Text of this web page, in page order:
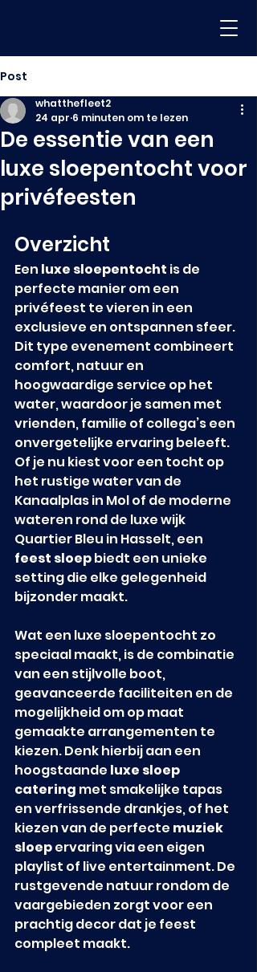
Post
De essentie van een
luxe sloepentocht voor
privéfeesten
whatthefleet2
24 apr 6 minuten om te lezen
Overzicht
Een luxe sloepentocht is de
perfecte manier om een
privéfeest te vieren in een
exclusieve en ontspannen sfeer.
Dit type evenement combineert
comfort, natuur en
hoogwaardige service op het
water, waardoor je samen met
vrienden, familie of collega’s een
onvergetelijke ervaring beleeft.
Of je nu kiest voor een tocht op
het rustige water van de
Kanaalplas in Mol of de moderne
wateren rond de luxe wijk
Quartier Bleu in Hasselt, een
feest sloep biedt een unieke
setting die elke gelegenheid
bijzonder maakt.
Wat een luxe sloepentocht zo
speciaal maakt, is de combinatie
van een stijlvolle boot,
geavanceerde faciliteiten en de
mogelijkheid om op maat
gemaakte arrangementen te
kiezen. Denk hierbij aan een
hoogstaande luxe sloep
catering met smakelijke tapas
en verfrissende drankjes, of het
kiezen van de perfecte muziek
sloep ervaring via een eigen
playlist of live entertainment. De
rustgevende natuur rondom de
vaargebieden zorgt voor een
prachtig decor dat je feest
compleet maakt.